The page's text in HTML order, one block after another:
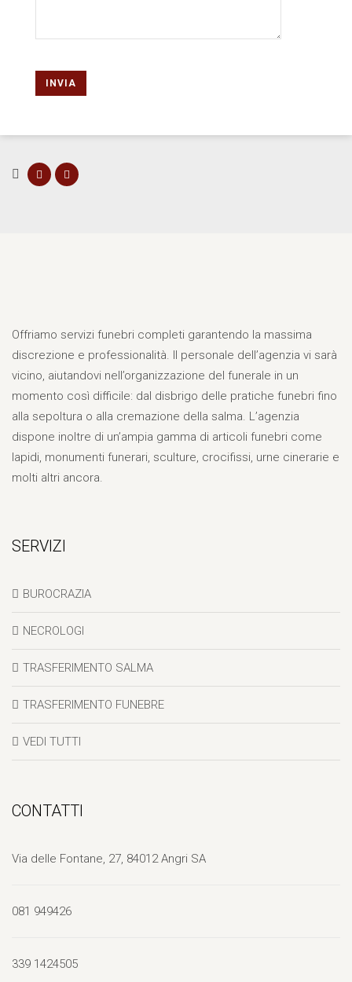
Offriamo servizi funebri completi garantendo la massima
discrezione e professionalità. Il personale dell’agenzia vi sarà
vicino, aiutandovi nell’organizzazione del funerale in un
momento così difficile: dal disbrigo delle pratiche funebri fino
alla sepoltura o alla cremazione della salma. L’agenzia
dispone inoltre di un’ampia gamma di articoli funebri come
lapidi, monumenti funerari, sculture, crocifissi, urne cinerarie e
molti altri ancora.
SERVIZI
BUROCRAZIA
NECROLOGI
TRASFERIMENTO SALMA
TRASFERIMENTO FUNEBRE
VEDI TUTTI
CONTATTI
Via delle Fontane, 27, 84012 Angri SA
081 949426
339 1424505